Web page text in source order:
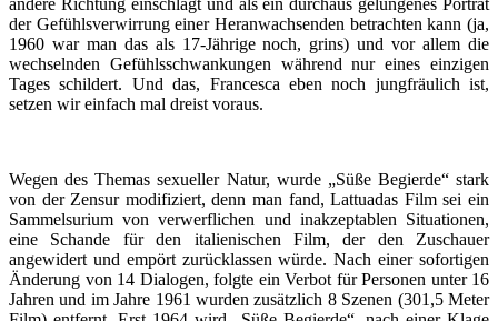
andere Richtung einschlägt und als ein durchaus gelungenes Porträt
der Gefühlsverwirrung einer Heranwachsenden betrachten kann (ja,
1960 war man das als 17-Jährige noch, grins) und vor allem die
wechselnden Gefühlsschwankungen während nur eines einzigen
Tages schildert. Und das, Francesca eben noch jungfräulich ist,
setzen wir einfach mal dreist voraus.
Wegen des Themas sexueller Natur, wurde „Süße Begierde“ stark
von der Zensur modifiziert, denn man fand, Lattuadas Film sei ein
Sammelsurium von verwerflichen und inakzeptablen Situationen,
eine Schande für den italienischen Film, der den Zuschauer
angewidert und empört zurücklassen würde. Nach einer sofortigen
Änderung von 14 Dialogen, folgte ein Verbot für Personen unter 16
Jahren und im Jahre 1961 wurden zusätzlich 8 Szenen (301,5 Meter